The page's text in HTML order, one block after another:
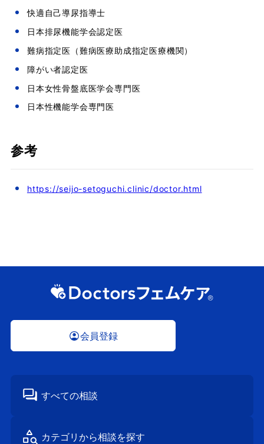
快適自己導尿指導士
日本排尿機能学会認定医
難病指定医（難病医療助成指定医療機関）
障がい者認定医
日本女性骨盤底医学会専門医
日本性機能学会専門医
参考
https://seijo-setoguchi.clinic/doctor.html
会員登録
すべての相談
カテゴリから相談を探す